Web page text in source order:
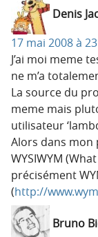
Denis
17 mai 2008 à
J’ai moi meme
ne m’a
La source du
meme mais
utilisateur
Alors dans mon
WYSIWYM
précisément
(http://
Bruno